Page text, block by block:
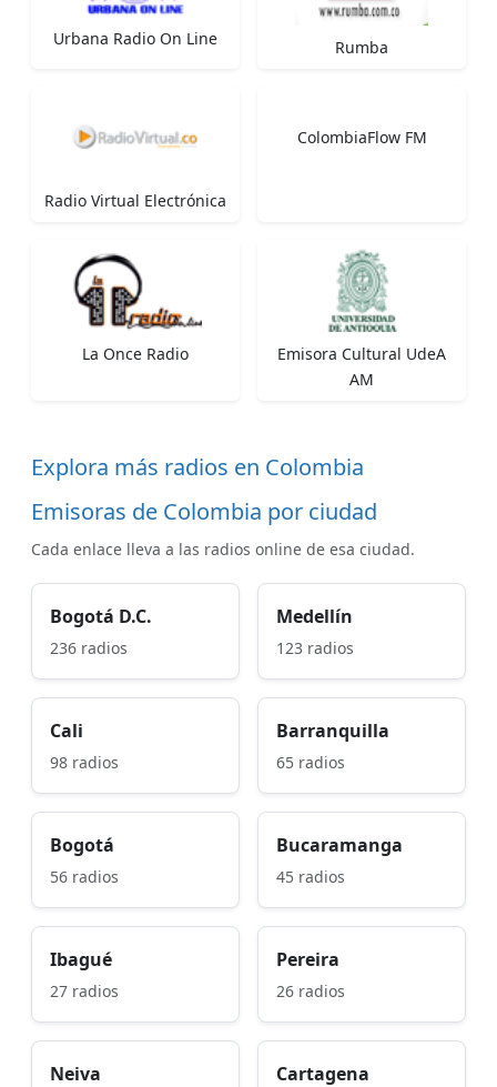
Urbana Radio On Line Rumba
Radio Virtual Electrónica
ColombiaFlow FM
La Once Radio
Emisora Cultural UdeA
AM
Explora más radios en Colombia
Emisoras de Colombia por ciudad
Cada enlace lleva a las radios online de esa ciudad.
Bogotá D.C.
236 radios
Medellín
123 radios
Cali
98 radios
Barranquilla
65 radios
Bogotá
56 radios
Bucaramanga
45 radios
Ibagué
27 radios
Pereira
26 radios
Neiva Cartagena